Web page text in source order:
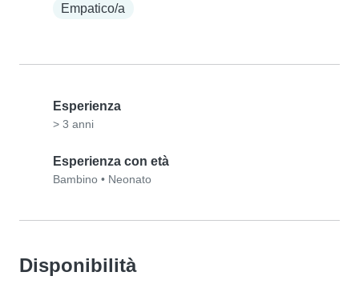
Empatico/a
Esperienza
> 3 anni
Esperienza con età
Bambino • Neonato
Disponibilità